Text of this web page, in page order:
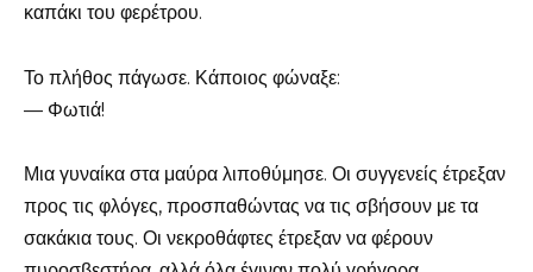
καπάκι του φερέτρου.
Το πλήθος πάγωσε. Κάποιος φώναξε:
— Φωτιά!
Μια γυναίκα στα μαύρα λιποθύμησε. Οι συγγενείς έτρεξαν
προς τις φλόγες, προσπαθώντας να τις σβήσουν με τα
σακάκια τους. Οι νεκροθάφτες έτρεξαν να φέρουν